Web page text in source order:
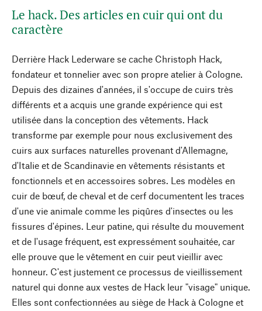
Le hack. Des articles en cuir qui ont du
caractère
Derrière Hack Lederware se cache Christoph Hack,
fondateur et tonnelier avec son propre atelier à Cologne.
Depuis des dizaines d'années, il s'occupe de cuirs très
différents et a acquis une grande expérience qui est
utilisée dans la conception des vêtements. Hack
transforme par exemple pour nous exclusivement des
cuirs aux surfaces naturelles provenant d'Allemagne,
d'Italie et de Scandinavie en vêtements résistants et
fonctionnels et en accessoires sobres. Les modèles en
cuir de bœuf, de cheval et de cerf documentent les traces
d'une vie animale comme les piqûres d'insectes ou les
fissures d'épines. Leur patine, qui résulte du mouvement
et de l'usage fréquent, est expressément souhaitée, car
elle prouve que le vêtement en cuir peut vieillir avec
honneur. C'est justement ce processus de vieillissement
naturel qui donne aux vestes de Hack leur "visage" unique.
Elles sont confectionnées au siège de Hack à Cologne et